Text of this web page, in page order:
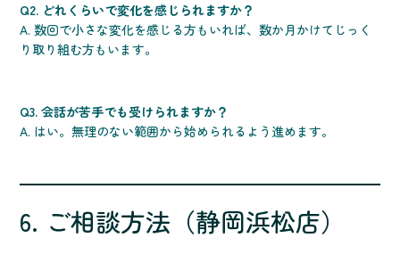
Q2. どれくらいで変化を感じられますか？
A. 数回で小さな変化を感じる方もいれば、数か月かけてじっく
り取り組む方もいます。
Q3. 会話が苦手でも受けられますか？
A. はい。無理のない範囲から始められるよう進めます。
6. ご相談方法（静岡浜松店）